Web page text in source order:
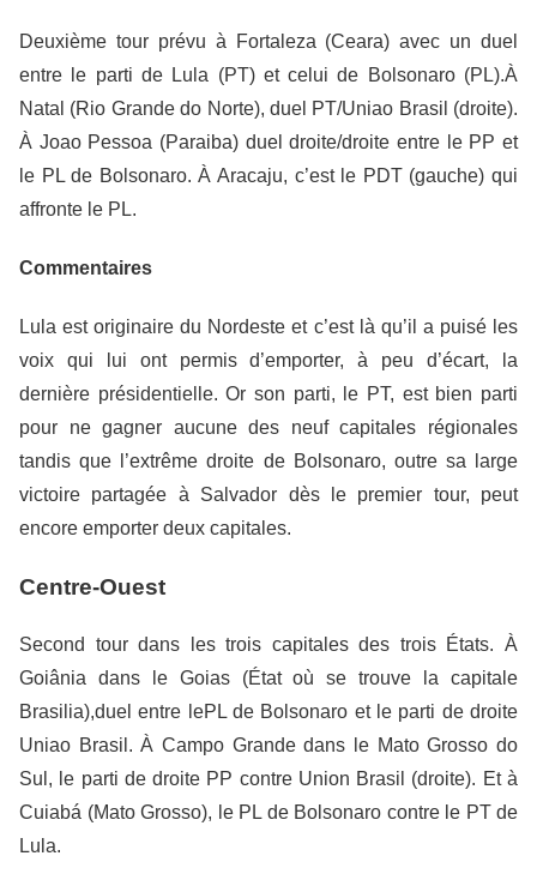
Deuxième tour prévu à Fortaleza (Ceara) avec un duel
entre le parti de Lula (PT) et celui de Bolsonaro (PL).À
Natal (Rio Grande do Norte), duel PT/Uniao Brasil (droite).
À Joao Pessoa (Paraiba) duel droite/droite entre le PP et
le PL de Bolsonaro. À Aracaju, c’est le PDT (gauche) qui
affronte le PL.
Commentaires
Lula est originaire du Nordeste et c’est là qu’il a puisé les
voix qui lui ont permis d’emporter, à peu d’écart, la
dernière présidentielle. Or son parti, le PT, est bien parti
pour ne gagner aucune des neuf capitales régionales
tandis que l’extrême droite de Bolsonaro, outre sa large
victoire partagée à Salvador dès le premier tour, peut
encore emporter deux capitales.
Centre-Ouest
Second tour dans les trois capitales des trois États. À
Goiânia dans le Goias (État où se trouve la capitale
Brasilia),duel entre lePL de Bolsonaro et le parti de droite
Uniao Brasil. À Campo Grande dans le Mato Grosso do
Sul, le parti de droite PP contre Union Brasil (droite). Et à
Cuiabá (Mato Grosso), le PL de Bolsonaro contre le PT de
Lula.